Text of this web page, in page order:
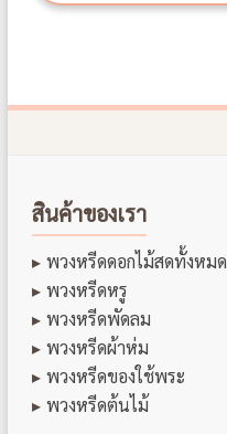
สินค้าของเรา
พวงหรีดดอกไม้สดทั้งหมด
พวงหรีดหรู
พวงหรีดพัดลม
พวงหรีดผ้าห่ม
พวงหรีดของใช้พระ
พวงหรีดต้นไม้